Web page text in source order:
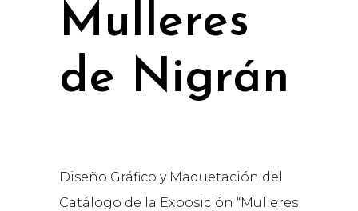
Mulleres
de Nigrán
Diseño Gráfico y Maquetación del
Catálogo de la Exposición “Mulleres